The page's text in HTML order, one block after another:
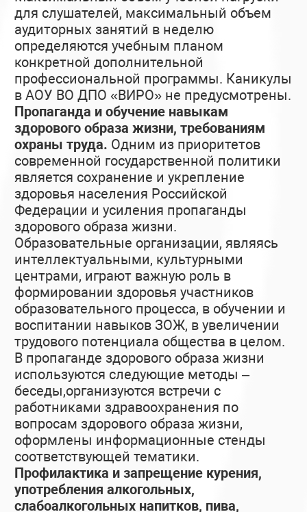
для слушателей, максимальный объем
аудиторных занятий в неделю
определяются учебным планом
конкретной дополнительной
профессиональной программы. Каникулы
в АОУ ВО ДПО «ВИРО» не предусмотрены.
Пропаганда и обучение навыкам
здорового образа жизни, требованиям
охраны труда. Одним из приоритетов
современной государственной политики
является сохранение и укрепление
здоровья населения Российской
Федерации и усиления пропаганды
здорового образа жизни.
Образовательные организации, являясь
интеллектуальными, культурными
центрами, играют важную роль в
формировании здоровья участников
образовательного процесса, в обучении и
воспитании навыков ЗОЖ, в увеличении
трудового потенциала общества в целом.
В пропаганде здорового образа жизни
используются следующие методы –
беседы,организуются встречи с
работниками здравоохранения по
вопросам здорового образа жизни,
оформлены информационные стенды
соответствующей тематики.
Профилактика и запрещение курения,
употребления алкогольных,
слабоалкогольных напитков, пива,